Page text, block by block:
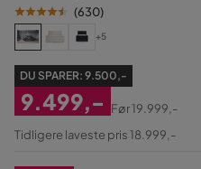
(630)
+5
DU SPARER: 9.500,-
Nedsat
9.499,-
Original
Før19.999,-
Tidligere laveste pris 18.999,-